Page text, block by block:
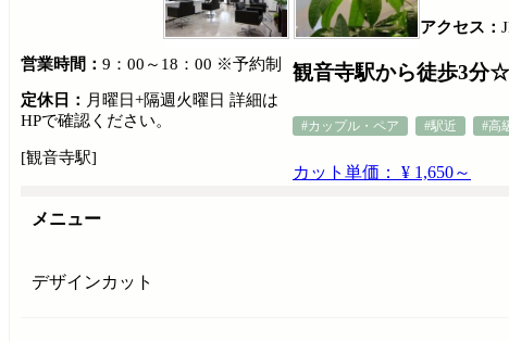
観音寺駅から徒歩3分
#カップル・ペア #駅近 #高
カット単価： ¥ 1,650～
アクセス：
営業時間： 9：00～18：00 ※予約制
定休日： 月曜日+隔週火曜日 詳細は
HPで確認ください。
[観音寺駅]
メニュー
デザインカット